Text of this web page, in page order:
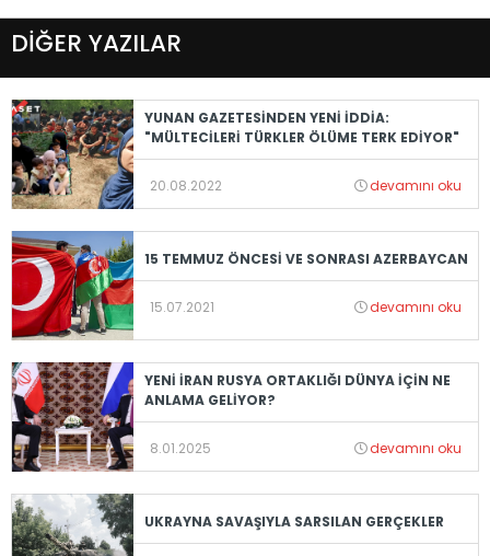
DİĞER YAZILAR
YUNAN GAZETESİNDEN YENİ İDDİA:
"MÜLTECİLERİ TÜRKLER ÖLÜME TERK EDİYOR"
20.08.2022 devamını oku
15 TEMMUZ ÖNCESİ VE SONRASI AZERBAYCAN
15.07.2021 devamını oku
YENİ İRAN RUSYA ORTAKLIĞI DÜNYA İÇİN NE
ANLAMA GELİYOR?
8.01.2025 devamını oku
UKRAYNA SAVAŞIYLA SARSILAN GERÇEKLER